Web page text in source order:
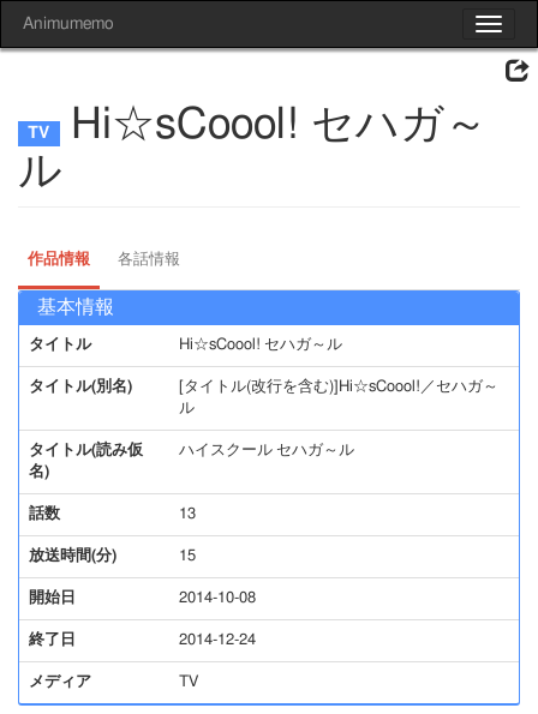
Toggle
Animumemo
Hi☆sCoool! セハガ～
ル
作品情報 各話情報
基本情報
タイトル Hi☆sCoool! セハガ～ル
タイトル(別名)
[タイトル(改行を含む)]Hi☆sCoool!／セハガ～
ル
タイトル(読み仮
名)
ハイスクール セハガ～ル
話数 13
放送時間(分) 15
開始日 2014-10-08
終了日 2014-12-24
メディア TV